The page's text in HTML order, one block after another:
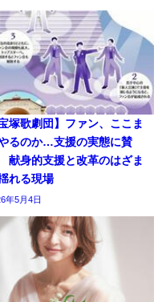
宝塚歌劇団】ファン、ここま
るのか…支援の実態に賛
身的支援と改革のはざま
れる現場
年5月4日